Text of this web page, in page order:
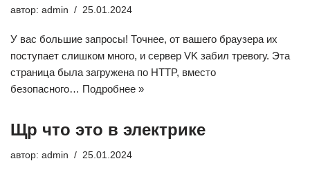
автор: admin 25.01.2024
У вас большие запросы! Точнее, от вашего браузера их
поступает слишком много, и сервер VK забил тревогу. Эта
страница была загружена по HTTP, вместо
безопасного… Подробнее »
Щр что это в электрике
автор: admin 25.01.2024